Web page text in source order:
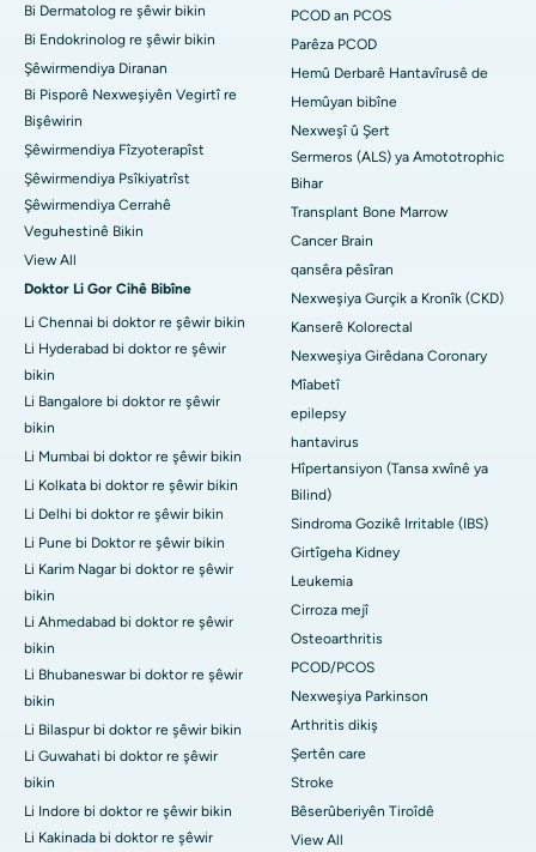
Bi Dermatolog re şêwir bikin
Bi Endokrinolog re şêwir bikin
Şêwirmendiya Diranan
Bi Pisporê Nexweşiyên Vegirtî re
Bişêwirin
Şêwirmendiya Fîzyoterapîst
Şêwirmendiya Psîkiyatrîst
Şêwirmendiya Cerrahê
Veguhestinê Bikin
View All
Doktor Li Gor Cihê Bibîne
Li Chennai bi doktor re şêwir bikin
Li Hyderabad bi doktor re şêwir
bikin
Li Bangalore bi doktor re şêwir
bikin
Li Mumbai bi doktor re şêwir bikin
Li Kolkata bi doktor re şêwir bikin
Li Delhi bi doktor re şêwir bikin
Li Pune bi Doktor re şêwir bikin
Li Karim Nagar bi doktor re şêwir
bikin
Li Ahmedabad bi doktor re şêwir
bikin
Li Bhubaneswar bi doktor re şêwir
bikin
Li Bilaspur bi doktor re şêwir bikin
Li Guwahati bi doktor re şêwir
bikin
Li Indore bi doktor re şêwir bikin
Li Kakinada bi doktor re şêwir
PCOD an PCOS
Parêza PCOD
Hemû Derbarê Hantavîrusê de
Hemûyan bibîne
Nexweşî û Şert
Sermeros (ALS) ya Amototrophic
Bihar
Transplant Bone Marrow
Cancer Brain
qansêra pêsîran
Nexweşiya Gurçik a Kronîk (CKD)
Kanserê Kolorectal
Nexweşiya Girêdana Coronary
Mîabetî
epilepsy
hantavirus
Hîpertansiyon (Tansa xwînê ya
Bilind)
Sindroma Gozikê Irritable (IBS)
Girtîgeha Kidney
Leukemia
Cirroza mejî
Osteoarthritis
PCOD/PCOS
Nexweşiya Parkinson
Arthritis dikiş
Şertên care
Stroke
Bêserûberiyên Tiroîdê
View All